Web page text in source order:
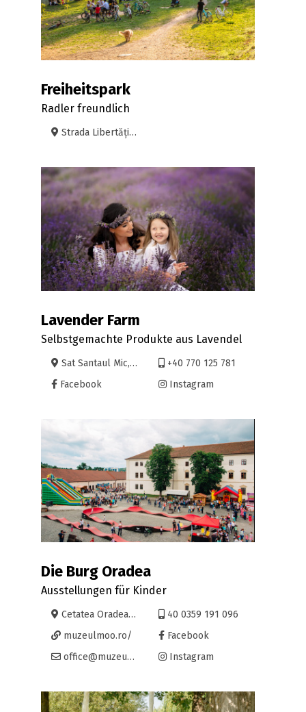
Freiheitspark
Radler freundlich
Strada Libertății, Oradea
Lavender Farm
Selbstgemachte Produkte aus Lavendel
Sat Santaul Mic, Borș
+40 770 125 781
Facebook
Instagram
Die Burg Oradea
Ausstellungen für Kinder
Cetatea Oradea, Piața Emanuil Gojdu 39-41
40 0359 191 096
muzeulmoo.ro/
Facebook
office@muzeulmoo.ro
Instagram